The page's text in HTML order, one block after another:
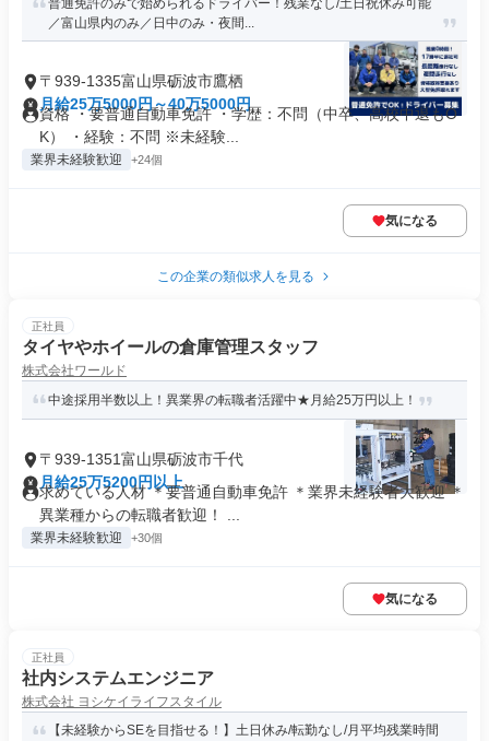
普通免許のみで始められるドライバー！残業なし/土日祝休み可能
／富山県内のみ／日中のみ・夜間...
〒939-1335富山県砺波市鷹栖
月給25万5000円～40万5000円
資格 ・要普通自動車免許 ・学歴：不問（中卒、高校中退もO
K） ・経験：不問 ※未経験...
業界未経験歓迎 +24個
気になる
この企業の類似求人を見る
正社員
タイヤやホイールの倉庫管理スタッフ
株式会社ワールド
中途採用半数以上！異業界の転職者活躍中★月給25万円以上！
〒939-1351富山県砺波市千代
月給25万5200円以上
求めている人材 ＊要普通自動車免許 ＊業界未経験者大歓迎 ＊
異業種からの転職者歓迎！ ...
業界未経験歓迎 +30個
気になる
正社員
社内システムエンジニア
株式会社 ヨシケイライフスタイル
【未経験からSEを目指せる！】土日休み/転勤なし/月平均残業時間